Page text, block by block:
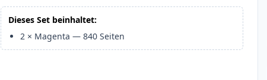
Dieses Set beinhaltet:
2 × Magenta —840 Seiten